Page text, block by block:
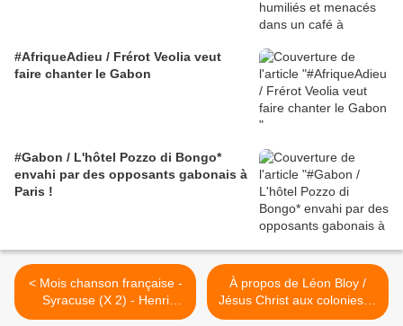
#AfriqueAdieu / Frérot Veolia veut
faire chanter le Gabon
#Gabon / L'hôtel Pozzo di Bongo*
envahi par des opposants gabonais à
Paris !
< Mois chanson française -
Syracuse (X 2) - Henri
Salvador
À propos de Léon Bloy /
Jésus Christ aux colonies lu
par Protche >